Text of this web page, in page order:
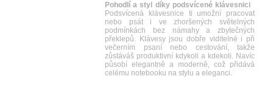
Pohodlí a styl díky podsvícené klávesnici
Podsvícená klávesnice ti umožní pracovat
nebo psát i ve zhoršených světelných
podmínkách bez námahy a zbytečných
překlepů. Klávesy jsou dobře viditelné i při
večerním psaní nebo cestování, takže
zůstáváš produktivní kdykoli a kdekoli. Navíc
působí elegantně a moderně, což přidává
celému notebooku na stylu a eleganci.